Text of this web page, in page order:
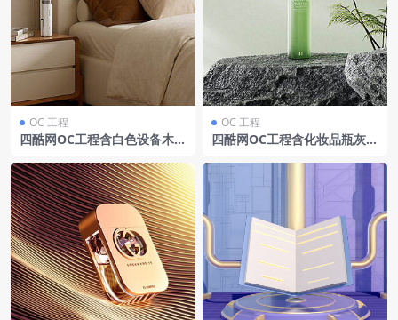
OC 工程
四酷网OC工程含白色设备木质
景
OC 工程
四酷网OC工程含化妆品瓶灰色